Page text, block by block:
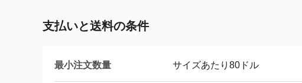
支払いと送料の条件
最小注文数量 サイズあたり80ドル